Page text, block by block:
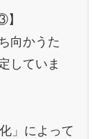
向かうた
していま
」によって